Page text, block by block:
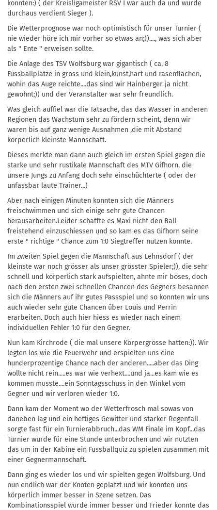
konnten:) ( der Kreisligameister RSV I war auch da und wurde
durchaus verdient Sieger ).
Die Wetterprognose war noch optimistisch für unser Turnier (
nie wieder höre ich mir vorher so etwas an;))...., was sich aber
als " Ente " erweisen sollte.
Die Anlage des TSV Wolfsburg war gigantisch ( ca. 8
Fussballplätze in gross und klein,kunst,hart und rasenflächen,
wohin das Auge reichte....das sind wir Hainberger ja nicht
gewohnt;)) und der Veranstalter war sehr freundlich.
Was gleich auffiel war die Tatsache, das das Wasser in anderen
Regionen das Wachstum sehr zu fördern scheint, denn wir
waren bis auf ganz wenige Ausnahmen ,die mit Abstand
körperlich kleinste Mannschaft.
Dieses merkte man dann auch gleich im ersten Spiel gegen die
starke und sehr rustikale Mannschaft des MTV Gifhorn, die
unsere Jungs zu Anfang doch sehr einschüchterte ( oder der
unfassbar laute Trainer...)
Aber nach einigen Minuten konnten sich die Männers
freischwimmen und sich einige sehr gute Chancen
herausarbeiten.Leider schaffte es Maxi nicht den Ball
freistehend einzuschiessen und so kam es das Gifhorn seine
erste " richtige " Chance zum 1:0 Siegtreffer nutzen konnte.
Im zweiten Spiel gegen die Mannschaft aus Lehnsdorf ( der
kleinste war noch grösser als unser grösster Spieler;)), die sehr
schnell und körperlich stark aufspielten, ahnte mir böses, doch
nach den ersten zwei schnellen Chancen des Gegners besannen
sich die Männers auf ihr gutes Passspiel und so konnten wir uns
auch wieder sehr gute Chancen über Louis und Perrin
erarbeiten. Doch auch hier hiess es wieder nach einem
individuellen Fehler 1:0 für den Gegner.
Nun kam Kirchrode ( die mal unsere Körpergrösse hatten:)). Wir
legten los wie die Feuerwehr und erspielten uns eine
hunderprozentige Chance nach der anderen.....aber das Ding
wollte nicht rein.....es war wie verhext....und ja...es kam wie es
kommen musste....ein Sonntagsschuss in den Winkel vom
Gegner und wir verloren wieder 1:0.
Dann kam der Moment wo der Wetterfrosch mal sowas von
daneben lag und ein heftiges Gewitter und starker Regenfall
sorgte fast für ein Turnierabbruch...das WM Finale im Kopf...das
Turnier wurde für eine Stunde unterbrochen und wir nutzten
das um in der Kabine ein Fussballquiz zu spielen zusammen mit
einer Gegnermannschaft.
Dann ging es wieder los und wir spielten gegen Wolfsburg. Und
nun endlich war der Knoten geplatzt und wir konnten uns
körperlich immer besser in Szene setzen. Das
Kombinationsspiel wurde immer besser und Frieder konnte das